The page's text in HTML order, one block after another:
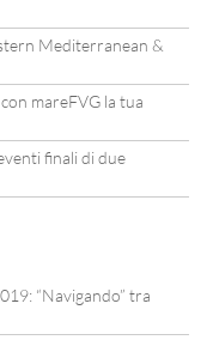
Mediterranean &
mareFVG la tua
finali di due
“Navigando” tra